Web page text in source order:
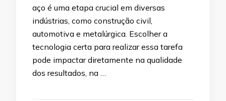
aço é uma etapa crucial em diversas
indústrias, como construção civil,
automotiva e metalúrgica. Escolher a
tecnologia certa para realizar essa tarefa
pode impactar diretamente na qualidade
dos resultados, na …